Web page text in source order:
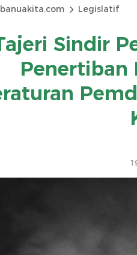
Legislatif
Sindir
Penertiban